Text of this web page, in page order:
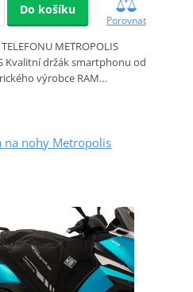
Do košíku
Porovnat
TELEFONU METROPOLIS
Kvalitní držák smartphonu od
výrobce RAM…
na nohy Metropolis